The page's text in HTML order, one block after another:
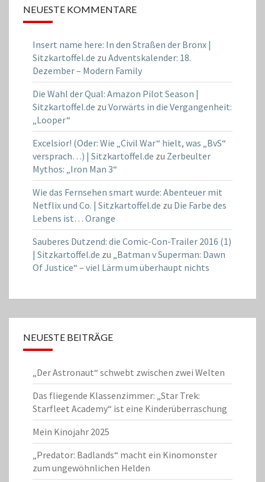
NEUESTE KOMMENTARE
Insert name here: In den Straßen der Bronx |
Sitzkartoffel.de zu Adventskalender: 18.
Dezember – Modern Family
Die Wahl der Qual: Amazon Pilot Season |
Sitzkartoffel.de zu Vorwärts in die Vergangenheit:
„Looper“
Excelsior! (Oder: Wie „Civil War“ hielt, was „BvS“
versprach…) | Sitzkartoffel.de zu Zerbeulter
Mythos: „Iron Man 3“
Wie das Fernsehen smart wurde: Abenteuer mit
Netflix und Co. | Sitzkartoffel.de zu Die Farbe des
Lebens ist… Orange
Sauberes Dutzend: die Comic-Con-Trailer 2016 (1)
| Sitzkartoffel.de zu „Batman v Superman: Dawn
Of Justice“ – viel Lärm um überhaupt nichts
NEUESTE BEITRÄGE
„Der Astronaut“ schwebt zwischen zwei Welten
Das fliegende Klassenzimmer: „Star Trek:
Starfleet Academy“ ist eine Kinderüberraschung
Mein Kinojahr 2025
„Predator: Badlands“ macht ein Kinomonster
zum ungewöhnlichen Helden